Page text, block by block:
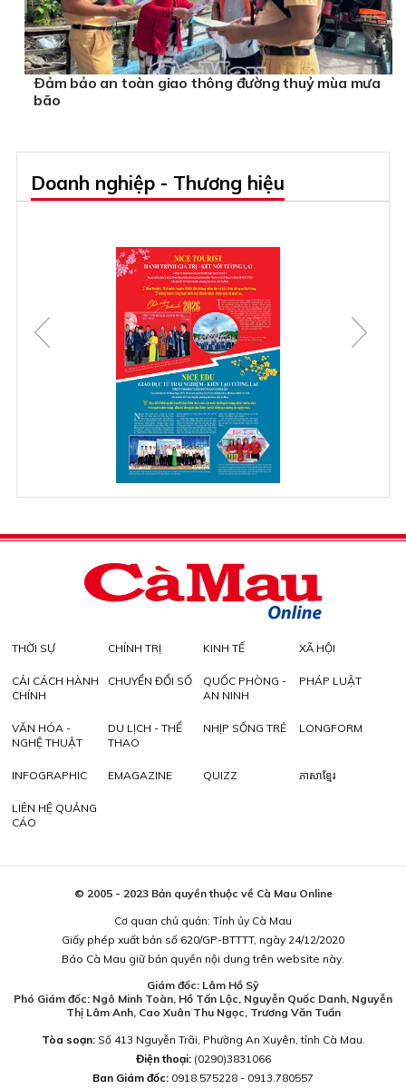
Ðảm bảo an toàn giao thông đường thuỷ mùa mưa
bão
Doanh nghiệp - Thương hiệu
THỜI SỰ CHÍNH TRỊ KINH TẾ XÃ HỘI
CẢI CÁCH HÀNH
CHÍNH
CHUYỂN ĐỔI SỐ
QUỐC PHÒNG -
AN NINH
PHÁP LUẬT
VĂN HÓA -
NGHỆ THUẬT
DU LỊCH - THỂ
THAO
NHỊP SỐNG TRẺ LONGFORM
INFOGRAPHIC EMAGAZINE QUIZZ ភាសាខ្មែរ
LIÊN HỆ QUẢNG
CÁO
© 2005 - 2023 Bản quyền thuộc về Cà Mau Online
Cơ quan chủ quản: Tỉnh ủy Cà Mau
Giấy phép xuất bản số 620/GP-BTTTT, ngày 24/12/2020
Báo Cà Mau giữ bản quyền nội dung trên website này.
Giám đốc: Lâm Hồ Sỹ
Phó Giám đốc: Ngô Minh Toàn, Hồ Tấn Lộc, Nguyễn Quốc Danh, Nguyễn
Thị Lâm Anh, Cao Xuân Thu Ngọc, Trương Văn Tuấn
Tòa soạn:Số 413 Nguyễn Trãi, Phường An Xuyên, tỉnh Cà Mau.
Điện thoại: (0290)3831066
Ban Giám đốc: 0918.575228 - 0913.780557